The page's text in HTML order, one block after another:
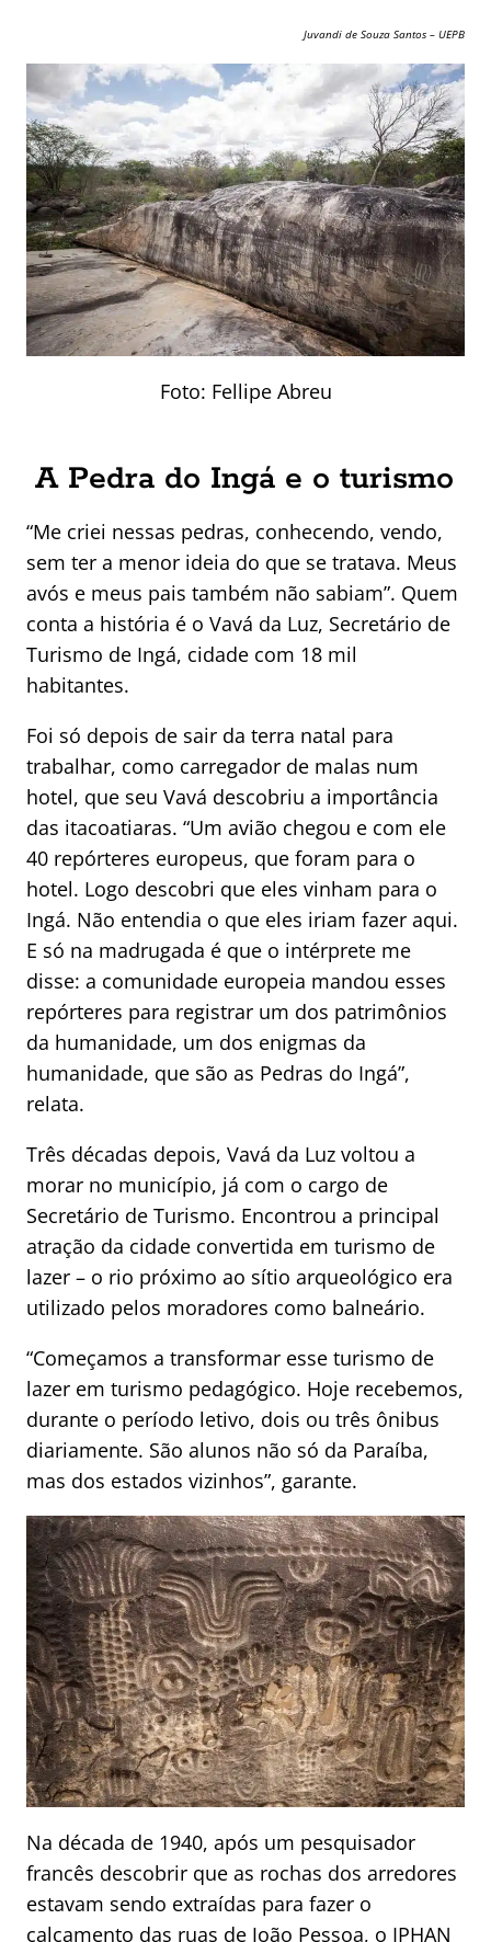
Juvandi de Souza Santos – UEPB
Foto: Fellipe Abreu
A Pedra do Ingá e o turismo
“Me criei nessas pedras, conhecendo, vendo,
sem ter a menor ideia do que se tratava. Meus
avós e meus pais também não sabiam”. Quem
conta a história é o Vavá da Luz, Secretário de
Turismo de Ingá, cidade com 18 mil
habitantes.
Foi só depois de sair da terra natal para
trabalhar, como carregador de malas num
hotel, que seu Vavá descobriu a importância
das itacoatiaras. “Um avião chegou e com ele
40 repórteres europeus, que foram para o
hotel. Logo descobri que eles vinham para o
Ingá. Não entendia o que eles iriam fazer aqui.
E só na madrugada é que o intérprete me
disse: a comunidade europeia mandou esses
repórteres para registrar um dos patrimônios
da humanidade, um dos enigmas da
humanidade, que são as Pedras do Ingá”,
relata.
Três décadas depois, Vavá da Luz voltou a
morar no município, já com o cargo de
Secretário de Turismo. Encontrou a principal
atração da cidade convertida em turismo de
lazer – o rio próximo ao sítio arqueológico era
utilizado pelos moradores como balneário.
“Começamos a transformar esse turismo de
lazer em turismo pedagógico. Hoje recebemos,
durante o período letivo, dois ou três ônibus
diariamente. São alunos não só da Paraíba,
mas dos estados vizinhos”, garante.
Na década de 1940, após um pesquisador
francês descobrir que as rochas dos arredores
estavam sendo extraídas para fazer o
calçamento das ruas de João Pessoa, o IPHAN